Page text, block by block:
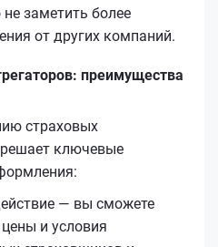
заметить более
от других компаний.
преимущества
страховых
ключевые
— вы сможете
и условия